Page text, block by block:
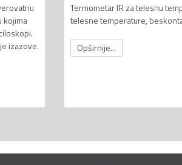
kojima
izazove.
Termometar IR za telesnu
telesne temperature,
Opširnije...